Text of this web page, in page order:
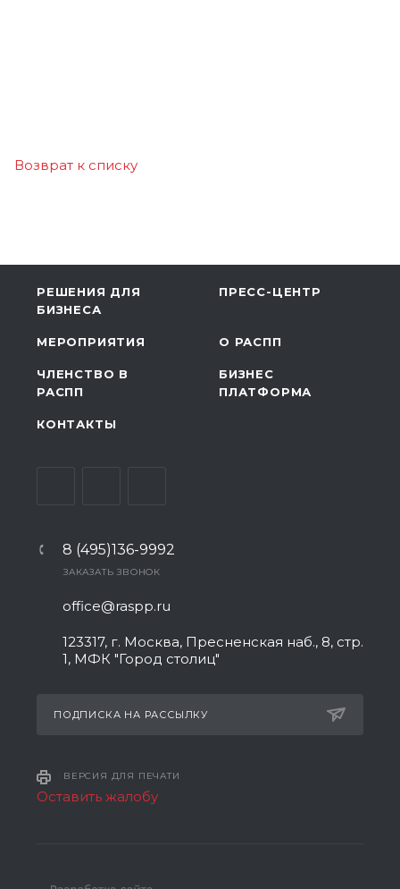
Возврат к списку
РЕШЕНИЯ ДЛЯ
БИЗНЕСА
ПРЕСС-ЦЕНТР
МЕРОПРИЯТИЯ О РАСПП
ЧЛЕНСТВО В
РАСПП
БИЗНЕС
ПЛАТФОРМА
КОНТАКТЫ
8 (495)136-9992
ЗАКАЗАТЬ ЗВОНОК
office@raspp.ru
123317, г. Москва, Пресненская наб., 8, стр.
1, МФК "Город столиц"
ПОДПИСКА НА РАССЫЛКУ
ВЕРСИЯ ДЛЯ ПЕЧАТИ
Оставить жалобу